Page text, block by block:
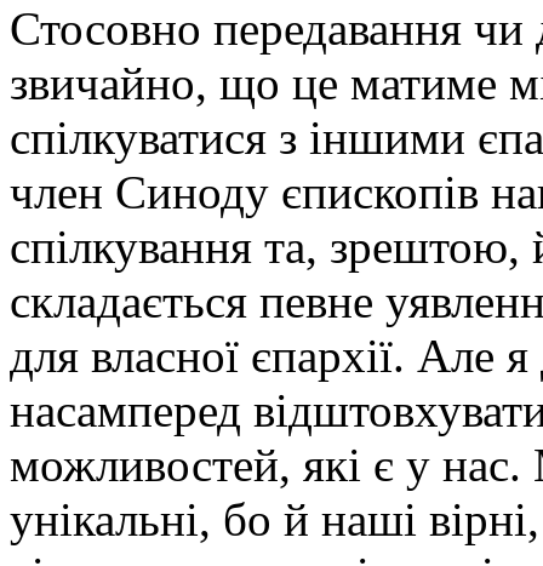
Стосовно передавання чи
звичайно, що це матиме
спілкуватися з іншими
член Синоду єпископів
спілкування та, зрештою,
складається певне
для власної єпархії.
насамперед
можливостей, які є у
унікальні, бо й наші